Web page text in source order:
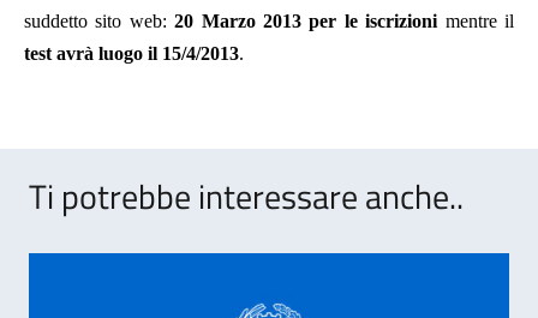
suddetto sito web:20 Marzo 2013 per le iscrizioni mentre il
test avrà luogo il 15/4/2013.
Ti potrebbe interessare anche..